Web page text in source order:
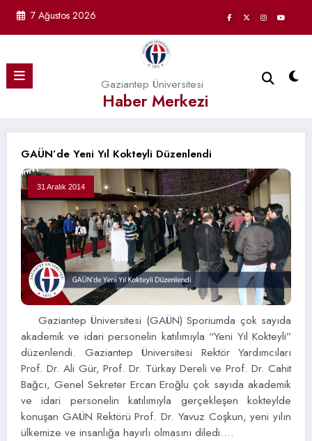
7 Ağustos 2026
Gaziantep Üniversitesi
Haber Merkezi
GAÜN’de Yeni Yıl Kokteyli Düzenlendi
31 Aralık 2014
Gaziantep Üniversitesi (GAÜN) Sporiumda çok sayıda
akademik ve idari personelin katılımıyla “Yeni Yıl Kokteyli”
düzenlendi. Gaziantep Üniversitesi Rektör Yardımcıları
Prof. Dr. Ali Gür, Prof. Dr. Türkay Dereli ve Prof. Dr. Cahit
Bağcı, Genel Sekreter Ercan Eroğlu çok sayıda akademik
ve idari personelin katılımıyla gerçekleşen kokteylde
konuşan GAÜN Rektörü Prof. Dr. Yavuz Coşkun, yeni yılın
ülkemize ve insanlığa hayırlı olmasını diledi.…